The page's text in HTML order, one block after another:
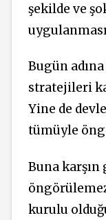
şekilde ve
Bugün
stratejileri
Yine de
tümüyle
Buna
kurulu